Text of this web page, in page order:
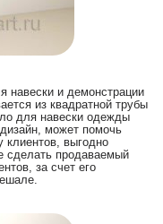
навески и демонстрации
из квадратной трубы
для навески одежды
может помочь
клиентов, выгодно
сделать продаваемый
за счет его